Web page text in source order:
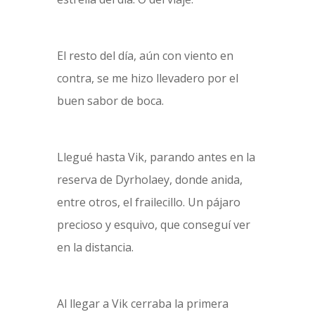
El resto del día, aún con viento en
contra, se me hizo llevadero por el
buen sabor de boca.
Llegué hasta Vik, parando antes en la
reserva de Dyrholaey, donde anida,
entre otros, el frailecillo. Un pájaro
precioso y esquivo, que conseguí ver
en la distancia.
Al llegar a Vik cerraba la primera